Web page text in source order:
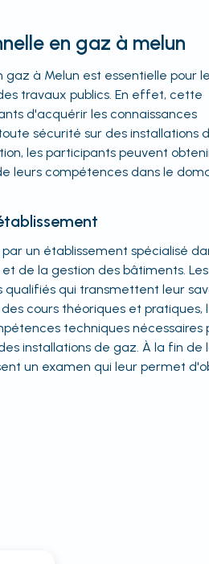
en gaz à melun
à Melun est essentielle pour
travaux publics. En effet, cette
d'acquérir les connaissances
sécurité sur des installations
les participants peuvent
leurs compétences dans le
un établissement spécialisé
de la gestion des bâtiments. Les
qui transmettent leur
cours théoriques et pratiques,
techniques nécessaires
installations de gaz. À la fin de
un examen qui leur permet